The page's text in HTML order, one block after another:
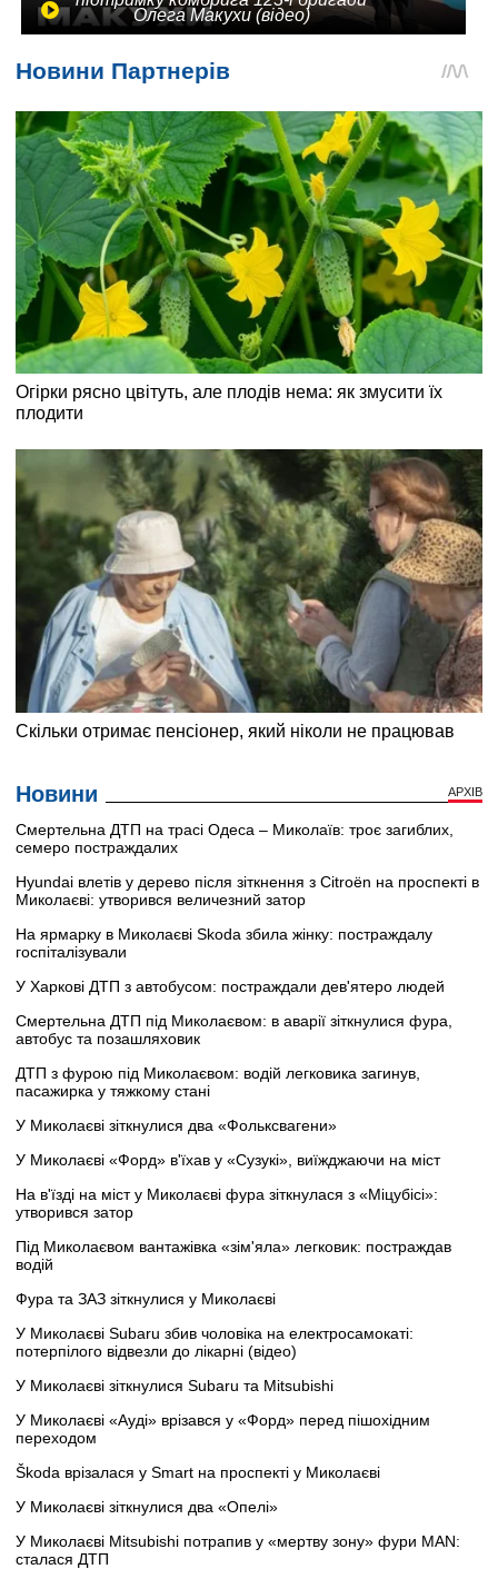
Олега Макухи (відео)
Новини АРХІВ
Смертельна ДТП на трасі Одеса – Миколаїв: троє загиблих,
семеро постраждалих
Hyundai влетів у дерево після зіткнення з Citroën на проспекті в
Миколаєві: утворився величезний затор
На ярмарку в Миколаєві Skoda збила жінку: постраждалу
госпіталізували
У Харкові ДТП з автобусом: постраждали дев'ятеро людей
Смертельна ДТП під Миколаєвом: в аварії зіткнулися фура,
автобус та позашляховик
ДТП з фурою під Миколаєвом: водій легковика загинув,
пасажирка у тяжкому стані
У Миколаєві зіткнулися два «Фольксвагени»
У Миколаєві «Форд» в'їхав у «Сузукі», виїжджаючи на міст
На в'їзді на міст у Миколаєві фура зіткнулася з «Міцубісі»:
утворився затор
Під Миколаєвом вантажівка «зім'яла» легковик: постраждав
водій
Фура та ЗАЗ зіткнулися у Миколаєві
У Миколаєві Subaru збив чоловіка на електросамокаті:
потерпілого відвезли до лікарні (відео)
У Миколаєві зіткнулися Subaru та Mitsubishi
У Миколаєві «Ауді» врізався у «Форд» перед пішохідним
переходом
Škoda врізалася у Smart на проспекті у Миколаєві
У Миколаєві зіткнулися два «Опелі»
У Миколаєві Mitsubishi потрапив у «мертву зону» фури MAN:
сталася ДТП